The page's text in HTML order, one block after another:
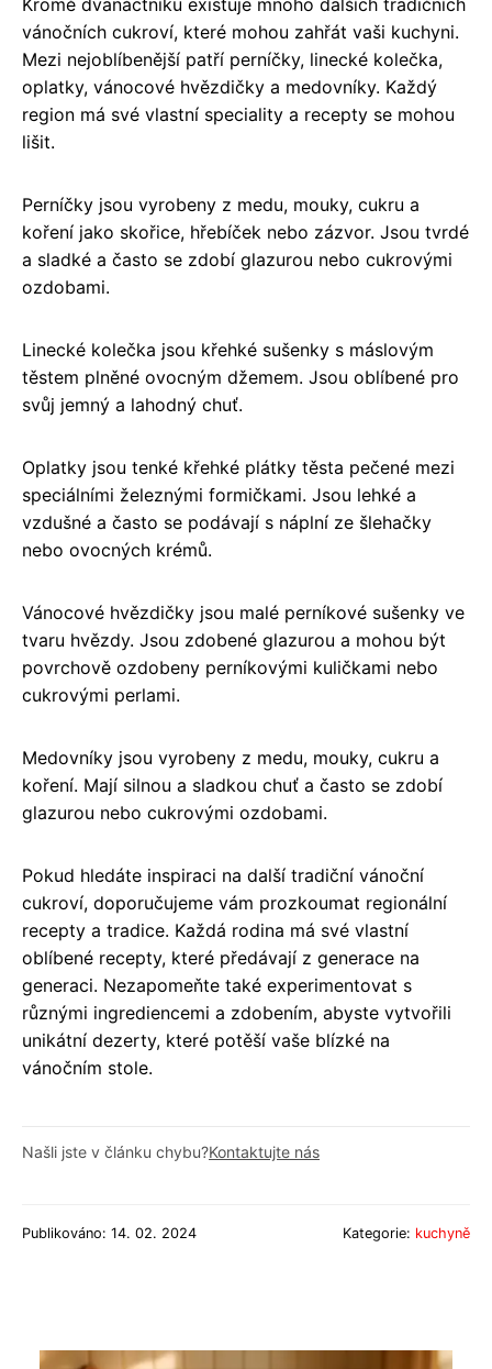
vánočních cukroví, které mohou zahřát vaši kuchyni.
Mezi nejoblíbenější patří perníčky, linecké kolečka,
oplatky, vánocové hvězdičky a medovníky. Každý
region má své vlastní speciality a recepty se mohou
lišit.
Perníčky jsou vyrobeny z medu, mouky, cukru a
koření jako skořice, hřebíček nebo zázvor. Jsou tvrdé
a sladké a často se zdobí glazurou nebo cukrovými
ozdobami.
Linecké kolečka jsou křehké sušenky s máslovým
těstem plněné ovocným džemem. Jsou oblíbené pro
svůj jemný a lahodný chuť.
Oplatky jsou tenké křehké plátky těsta pečené mezi
speciálními železnými formičkami. Jsou lehké a
vzdušné a často se podávají s náplní ze šlehačky
nebo ovocných krémů.
Vánocové hvězdičky jsou malé perníkové sušenky ve
tvaru hvězdy. Jsou zdobené glazurou a mohou být
povrchově ozdobeny perníkovými kuličkami nebo
cukrovými perlami.
Medovníky jsou vyrobeny z medu, mouky, cukru a
koření. Mají silnou a sladkou chuť a často se zdobí
glazurou nebo cukrovými ozdobami.
Pokud hledáte inspiraci na další tradiční vánoční
cukroví, doporučujeme vám prozkoumat regionální
recepty a tradice. Každá rodina má své vlastní
oblíbené recepty, které předávají z generace na
generaci. Nezapomeňte také experimentovat s
různými ingrediencemi a zdobením, abyste vytvořili
unikátní dezerty, které potěší vaše blízké na
vánočním stole.
Našli jste v článku chybu?Kontaktujte nás
Publikováno: 14. 02. 2024 Kategorie: kuchyně